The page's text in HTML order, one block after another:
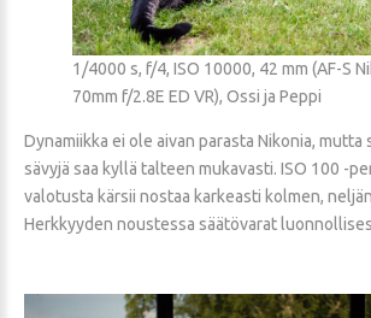
1/4000 s, f/4, ISO 10000, 42 mm (AF-S
70mm f/2.8E ED VR), Ossi ja Peppi
Dynamiikka ei ole aivan parasta Nikonia, mutta
sävyjä saa kyllä talteen mukavasti. ISO 100 -
valotusta kärsii nostaa karkeasti kolmen,
Herkkyyden noustessa säätövarat